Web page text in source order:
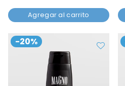
Agregar al carrito
-20%